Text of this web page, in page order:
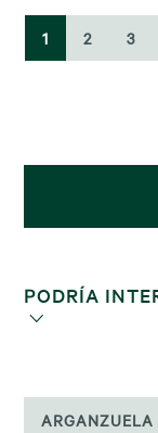
1 2 3
PODRÍA
ARGANZUELA